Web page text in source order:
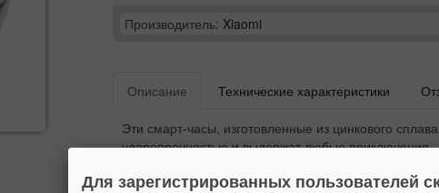
Производитель: Xiaomi
Описание Технические характеристики
Эти смарт-часы, изготовленные из цинкового
ударопрочностью и выдержат любые приключения.
Наслаждайтесь замечательным временем работы
что ваши смарт-часы будут работать без
Для зарегистрированных пользователей